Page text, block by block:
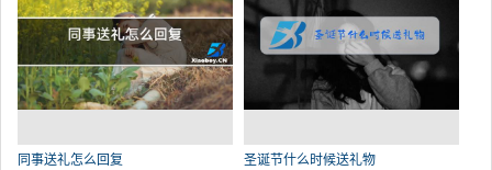
同事送礼怎么回复 圣诞节什么时候送礼物